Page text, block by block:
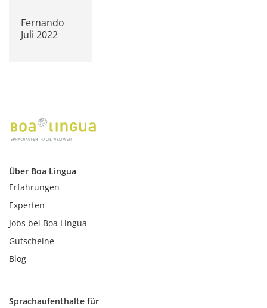
Fernando
Juli 2022
Über Boa Lingua
Erfahrungen
Experten
Jobs bei Boa Lingua
Gutscheine
Blog
Sprachaufenthalte für